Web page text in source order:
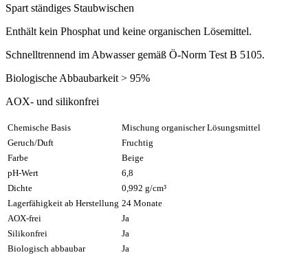
Spart ständiges Staubwischen
Enthält kein Phosphat und keine organischen Lösemittel.
Schnelltrennend im Abwasser gemäß Ö-Norm Test B 5105.
Biologische Abbaubarkeit > 95%
AOX- und silikonfrei
Chemische Basis
Mischung organischer Lösungsmittel
Geruch/Duft
Fruchtig
Farbe
Beige
pH-Wert
6,8
Dichte
0,992 g/cm³
Lagerfähigkeit ab Herstellung 24 Monate
AOX-frei
Ja
Silikonfrei
Ja
Biologisch abbaubar
Ja